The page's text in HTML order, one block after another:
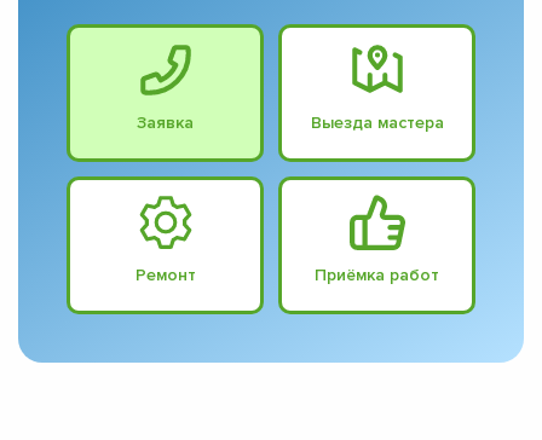
Заявка Выезда мастера
Ремонт Приёмка работ